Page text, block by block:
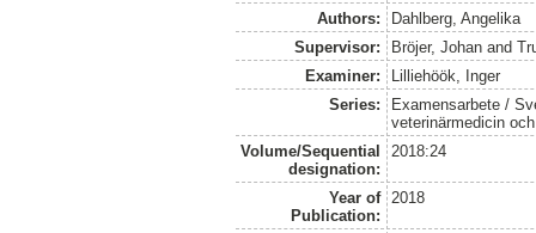
Authors:
Dahlberg, Angelika
Supervisor:
Bröjer, Johan and
Examiner:
Lilliehöök, Inger
Series:
Examensarbete /
veterinärmedicin
Volume/Sequential
designation:
2018:24
Year of
Publication:
2018